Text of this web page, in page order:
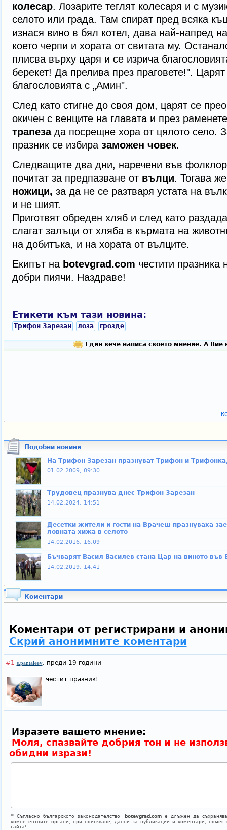
колесар. Лозарите теглят колесаря и с
селото или града. Там спират пред всяка
изнася вино в бял котел, дава най-напред
което черпи и хората от свитата му.
плисва върху царя и се изрича
берекет! Да прелива през праговете!". Царят
благословията с „Амин".
След като стигне до своя дом, царят се
окичен с венците на главата и през
трапезада посрещне хора от цялото село.
празник се избира заможен човек.
Следващите два дни, наречени във
почитат за предпазване отвълци. Тогава
ножици, за да не се разтваря устата на
и не шият.
Приготвят обреден хляб и след като
слагат залъци от хляба в кърмата на
на добитъка, и на хората от вълците.
Екипът на botevgrad.com честити празника
добри пиячи. Наздраве!
Етикети към тази новина:
Трифон Зарезан лоза грозде
Един вече написа своето мнение. А Вие
Подобни новини
На Трифон Зарезан празнуват Трифон и
01.02.2009, 09:30
Трудовец празнува днес Трифон Зарезан
14.02.2024, 14:51
Десетки жители и гости на Врачеш празнуваха
ловната хижа в селото
14.02.2016, 16:09
Бъчварят Васил Василев стана Цар на виното във
14.02.2019, 14:41
Коментари
Коментари от регистрирани и
Скрий анонимните коментари
#1 s.pantaleev, преди 19 години
честит празник!
Изразете вашето мнение:
Моля, спазвайте добрия тон и не
обидни изрази!
*Съгласно българското законодателство, botevgrad.comе длъжен да
компетентните органи, при поискване, данни за публикации и коментари,
сайта!